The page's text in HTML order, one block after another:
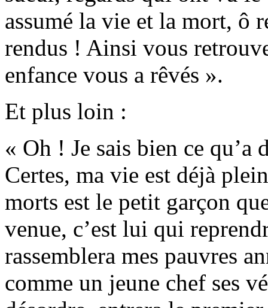
assumé la vie et la mort, ô
rendus ! Ainsi vous
enfance vous a rêvés ».
Et plus loin :
« Oh ! Je sais bien ce qu’a
Certes, ma vie est déjà
morts est le petit garçon
venue, c’est lui qui
rassemblera mes pauvres
comme un jeune chef ses